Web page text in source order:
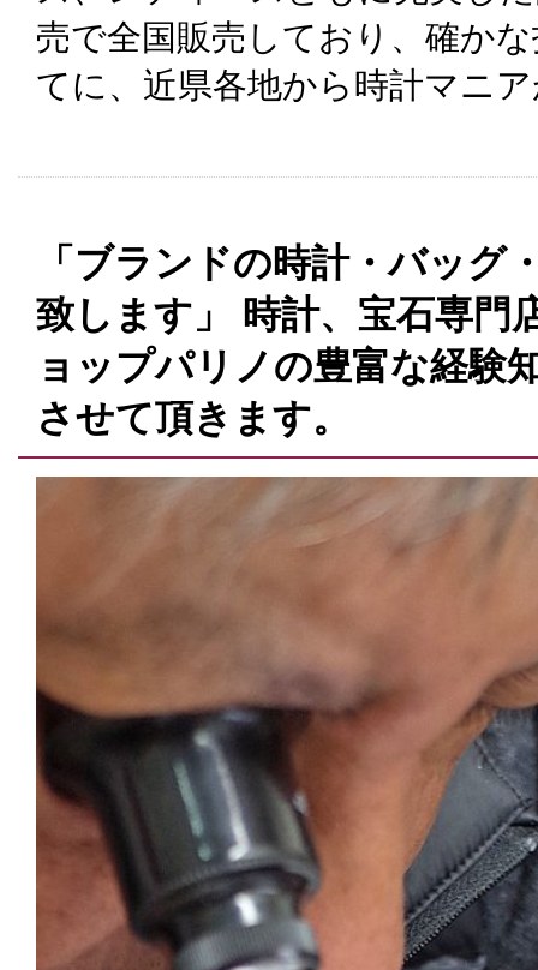
売で全国販売しており、確か
てに、近県各地から時計マニ
「ブランドの時計・バッグ
致します」 時計、宝石専門
ョップパリノの豊富な経験
させて頂きます。